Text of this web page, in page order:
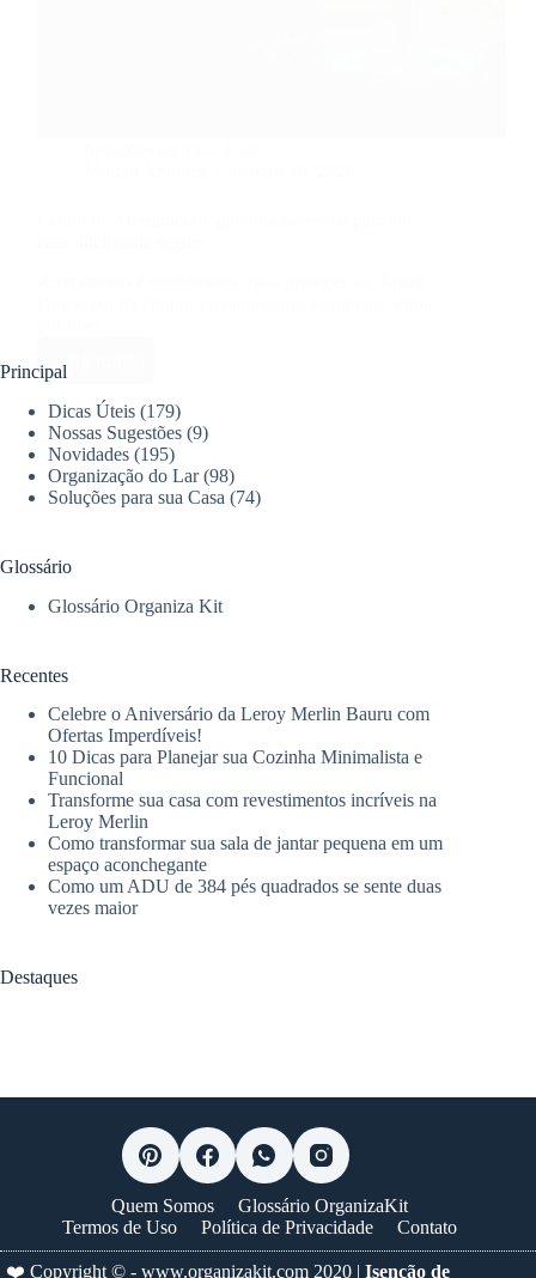
Leia mais
Aterramento:
garantia
essencial
para
sua
Principal
Dicas Úteis (179)
Nossas Sugestões (9)
Novidades (195)
Organização do Lar(98)
Soluções para sua Casa (74)
Glossário
Glossário Organiza Kit
Recentes
Celebre o Aniversário da Leroy Merlin Bauru com
Ofertas Imperdíveis!
10 Dicas para Planejar sua Cozinha Minimalista e
Funcional
Transforme sua casa com revestimentos incríveis na
Leroy Merlin
Como transformar sua sala de jantar pequena em um
espaço aconchegante
Como um ADU de 384 pés quadrados se sente duas
vezes maior
Destaques
Quem Somos
Glossário OrganizaKit
Termos de Uso
Política de Privacidade Contato
❤️ Copyright © - www.organizakit.com 2020 | Isenção de